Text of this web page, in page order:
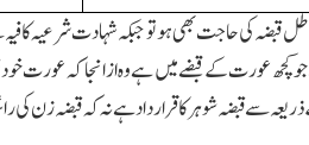
قبضہ کی حاجت بھی ہو تو جبکہ شہادت شرعیہ
جو کچھ عورت کے قبضے میں ہے وہ ازانجا کہ عورت
سے قبضہ شوہر کاقرار داد ہے نہ کہ قبضہ زن کی